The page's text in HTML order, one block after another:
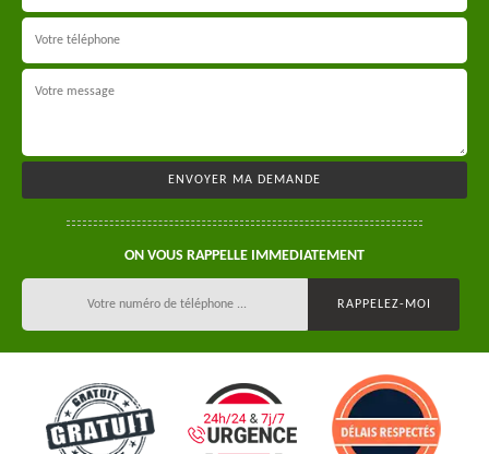
ON VOUS RAPPELLE IMMEDIATEMENT